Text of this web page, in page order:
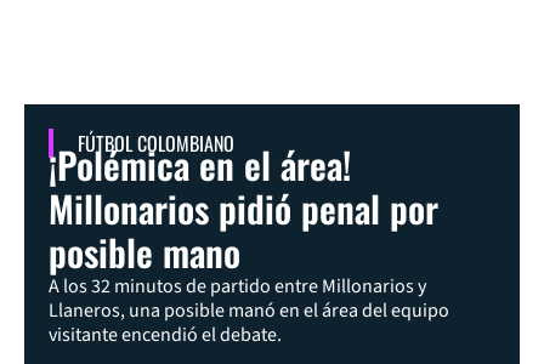
FÚTBOL COLOMBIANO
¡Polémica en el área!
Millonarios pidió penal por
posible mano
A los 32 minutos de partido entre Millonarios y
Llaneros, una posible manó en el área del equipo
visitante encendió el debate.